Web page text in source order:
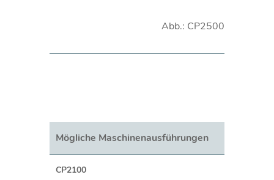
Abb.: CP2500
Mögliche Maschinenausführungen
CP2100